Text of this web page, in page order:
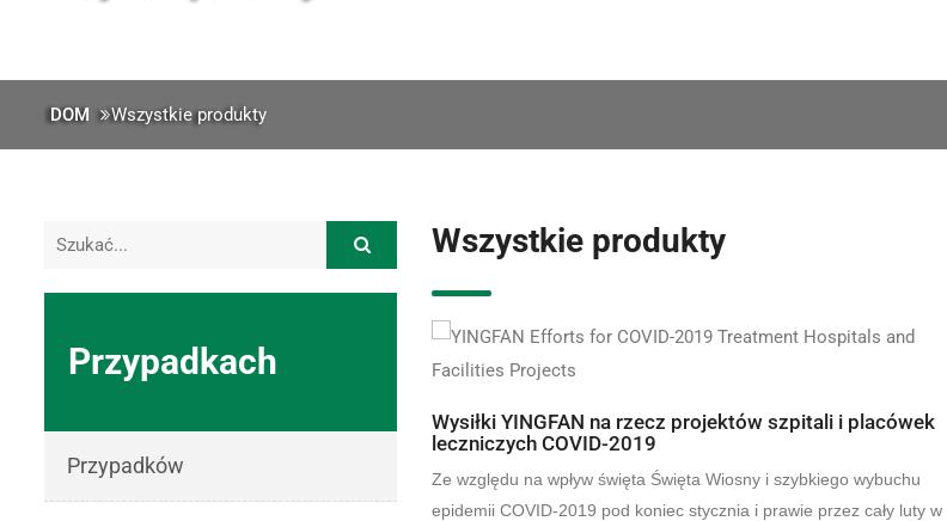
DOM Wszystkie produkty
Przypadkach
Przypadków
Wszystkie produkty
Wysiłki YINGFAN na rzecz projektów szpitali i placówek
leczniczych COVID-2019
Ze względu na wpływ święta Święta Wiosny i szybkiego wybuchu
epidemii COVID-2019 pod koniec stycznia i prawie przez cały luty w